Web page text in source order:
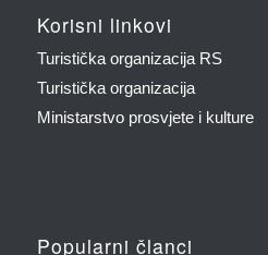
Korisni linkovi
Turistička organizacija RS
Turistička organizacija
Ministarstvo prosvjete i kulture
Popularni članci